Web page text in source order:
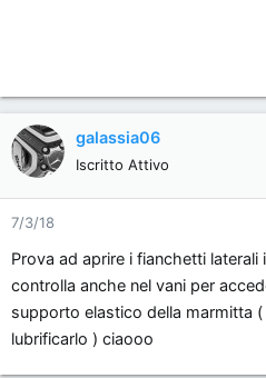
galassia06
Iscritto Attivo
7/3/18
Prova ad aprire i fianchetti
controlla anche nel vani per
supporto elastico della marmitta
lubrificarlo ) ciaooo